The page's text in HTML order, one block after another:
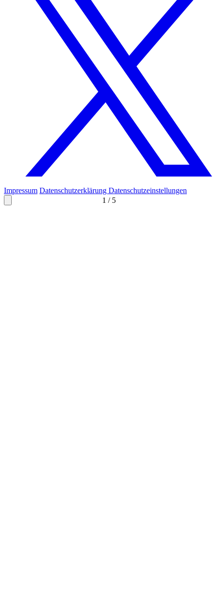
1 / 5
Impressum Datenschutzerklärung Datenschutzeinstellungen